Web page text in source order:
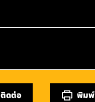
ติดต่อ พิมพ์